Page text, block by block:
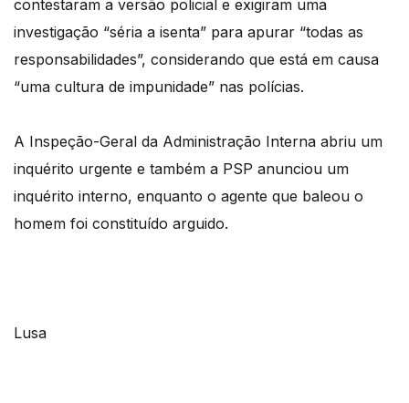
contestaram a versão policial e exigiram uma
investigação “séria a isenta” para apurar “todas as
responsabilidades”, considerando que está em causa
“uma cultura de impunidade” nas polícias.
A Inspeção-Geral da Administração Interna abriu um
inquérito urgente e também a PSP anunciou um
inquérito interno, enquanto o agente que baleou o
homem foi constituído arguido.
Lusa